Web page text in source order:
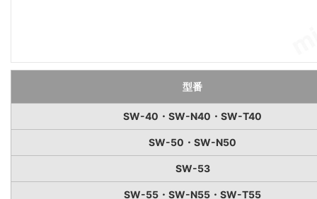
型番
SW-40・SW-N40・SW-T40
SW-50・SW-N50
SW-53
SW-55・SW-N55・SW-T55